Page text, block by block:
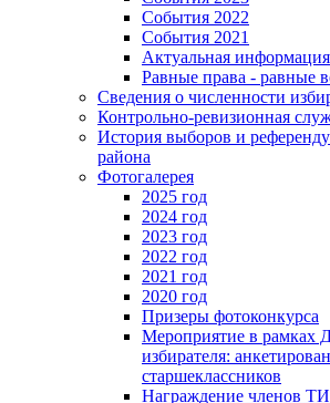
События 2022
События 2021
Актуальная информация
Равные права - равные
Сведения о численности
Контрольно-ревизионная
История выборов и
района
Фотогалерея
2025 год
2024 год
2023 год
2022 год
2021 год
2020 год
Призеры фотоконкурса
Мероприятие в рамках
избирателя:
старшеклассников
Награждение членов